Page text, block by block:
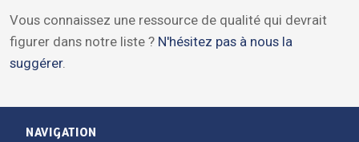
Vous connaissez une ressource de qualité qui devrait
figurer dans notre liste ? N'hésitez pas à nous la
suggérer.
NAVIGATION